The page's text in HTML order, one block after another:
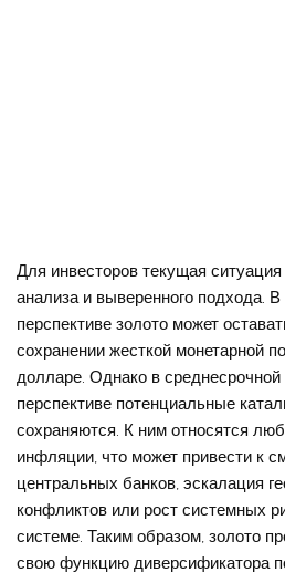
Для инвесторов текущая ситуация
анализа и выверенного подхода. В
перспективе золото может
сохранении жесткой монетарной
долларе. Однако в среднесрочной
перспективе потенциальные
сохраняются. К ним относятся
инфляции, что может привести к
центральных банков, эскалация
конфликтов или рост системных
системе. Таким образом, золото
свою функцию диверсификатора